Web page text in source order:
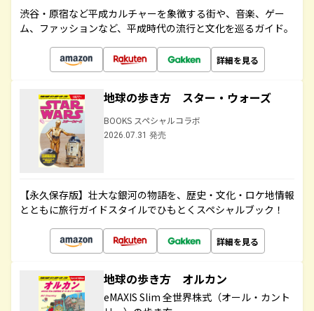
渋谷・原宿など平成カルチャーを象徴する街や、音楽、ゲー
ム、ファッションなど、平成時代の流行と文化を巡るガイド。
詳細を見る
地球の歩き方 スター・ウォーズ
BOOKS スペシャルコラボ
2026.07.31 発売
【永久保存版】壮大な銀河の物語を、歴史・文化・ロケ地情報
とともに旅行ガイドスタイルでひもとくスペシャルブック！
詳細を見る
地球の歩き方 オルカン
eMAXIS Slim 全世界株式（オール・カント